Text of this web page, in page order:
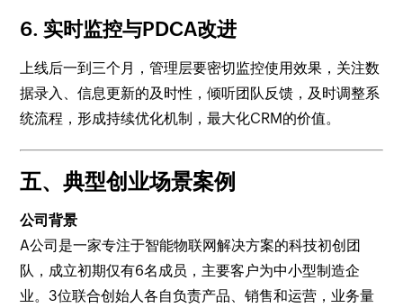
6. 实时监控与PDCA改进
上线后一到三个月，管理层要密切监控使用效果，关注数
据录入、信息更新的及时性，倾听团队反馈，及时调整系
统流程，形成持续优化机制，最大化CRM的价值。
五、典型创业场景案例
公司背景
A公司是一家专注于智能物联网解决方案的科技初创团
队，成立初期仅有6名成员，主要客户为中小型制造企
业。3位联合创始人各自负责产品、销售和运营，业务量